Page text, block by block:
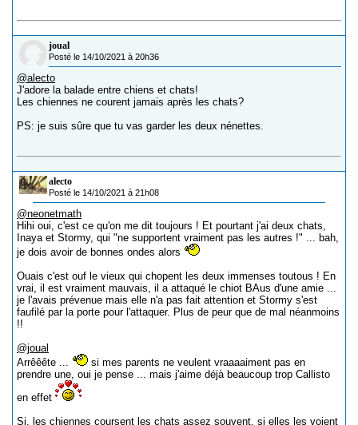
joual
Posté le 14/10/2021 à 20h36
@alecto
J'adore la balade entre chiens et chats!
Les chiennes ne courent jamais après les chats?
PS: je suis sûre que tu vas garder les deux nénettes.
alecto
Posté le 14/10/2021 à 21h08
@neonetmath
Hihi oui, c'est ce qu'on me dit toujours ! Et pourtant j'ai deux chats,
Inaya et Stormy, qui "ne supportent vraiment pas les autres !" ... bah,
je dois avoir de bonnes ondes alors
Ouais c'est ouf le vieux qui chopent les deux immenses toutous ! En
vrai, il est vraiment mauvais, il a attaqué le chiot BAus d'une amie ...
je l'avais prévenue mais elle n'a pas fait attention et Stormy s'est
faufilé par la porte pour l'attaquer. Plus de peur que de mal néanmoins
!!
@joual
Arrêêête ...
si mes parents ne veulent vraaaaiment pas en
prendre une, oui je pense ... mais j'aime déjà beaucoup trop Callisto
en effet
Si, les chiennes coursent les chats assez souvent, si elles les voient